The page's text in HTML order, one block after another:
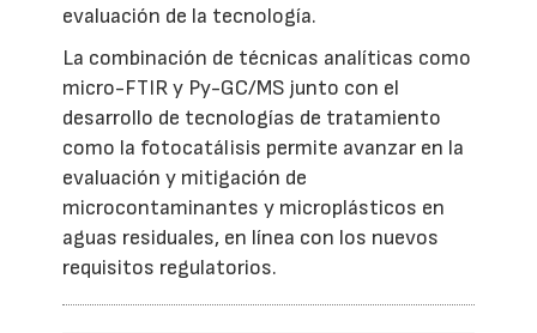
evaluación de la tecnología.
La combinación de técnicas analíticas como
micro-FTIR y Py-GC/MS junto con el
desarrollo de tecnologías de tratamiento
como la fotocatálisis permite avanzar en la
evaluación y mitigación de
microcontaminantes y microplásticos en
aguas residuales, en línea con los nuevos
requisitos regulatorios.